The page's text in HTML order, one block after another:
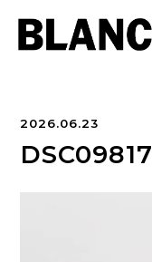
2026.06.23
DSC09817